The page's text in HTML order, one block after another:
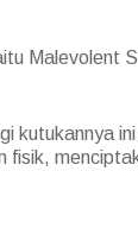
Malevolent
kutukannya
fisik,